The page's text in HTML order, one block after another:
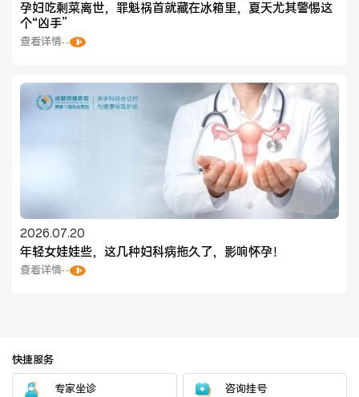
孕妇吃剩菜离世，罪魁祸首就藏在冰箱里，夏天尤其警惕这
个“凶手”
查看详情
2026.07.20
年轻女娃娃些，这几种妇科病拖久了，影响怀孕！
查看详情
快捷服务
专家坐诊 咨询挂号